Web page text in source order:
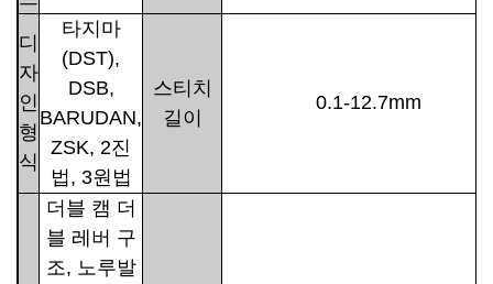
디
자
인
형
식
타지마
(DST),
DSB,
BARUDAN,
ZSK, 2진
법, 3원법
스티치
길이
0.1-12.7mm
더블 캠 더
블 레버 구
조, 노루발